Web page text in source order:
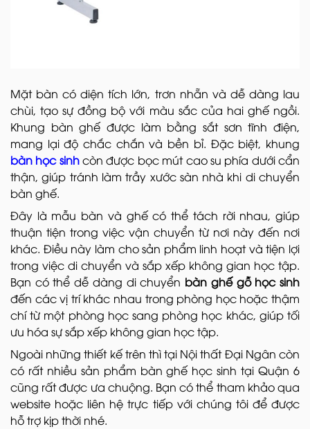
Mặt bàn có diện tích lớn, trơn nhẵn và dễ dàng lau
chùi, tạo sự đồng bộ với màu sắc của hai ghế ngồi.
Khung bàn ghế được làm bằng sắt sơn tĩnh điện,
mang lại độ chắc chắn và bền bỉ. Đặc biệt, khung
bàn học sinhcòn được bọc mút cao su phía dưới cẩn
thận, giúp tránh làm trầy xước sàn nhà khi di chuyển
bàn ghế.
Đây là mẫu bàn và ghế có thể tách rời nhau, giúp
thuận tiện trong việc vận chuyển từ nơi này đến nơi
khác. Điều này làm cho sản phẩm linh hoạt và tiện lợi
trong việc di chuyển và sắp xếp không gian học tập.
Bạn có thể dễ dàng di chuyển bàn ghế gỗ học sinh
đến các vị trí khác nhau trong phòng học hoặc thậm
chí từ một phòng học sang phòng học khác, giúp tối
ưu hóa sự sắp xếp không gian học tập.
Ngoài những thiết kế trên thì tại Nội thất Đại Ngân còn
có rất nhiều sản phẩm bàn ghế học sinh tại Quận 6
cũng rất được ưa chuộng. Bạn có thể tham khảo qua
website hoặc liên hệ trực tiếp với chúng tôi để được
hỗ trợ kịp thời nhé.